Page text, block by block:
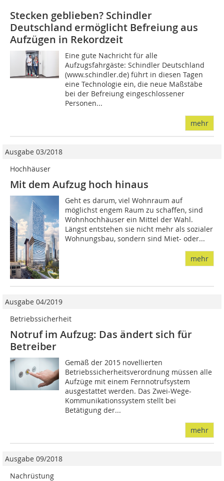
Stecken geblieben? Schindler
Deutschland ermöglicht Befreiung aus
Aufzügen in Rekordzeit
Eine gute Nachricht für alle
Aufzugsfahrgäste: Schindler Deutschland
(www.schindler.de) führt in diesen Tagen
eine Technologie ein, die neue Maßstäbe
bei der Befreiung eingeschlossener
Personen...
mehr
Ausgabe 03/2018
Hochhäuser
Mit dem Aufzug hoch hinaus
Geht es darum, viel Wohnraum auf
möglichst engem Raum zu schaffen, sind
Wohnhochhäuser ein Mittel der Wahl.
Längst entstehen sie nicht mehr als sozialer
Wohnungsbau, sondern sind Miet- oder...
mehr
Ausgabe 04/2019
Betriebssicherheit
Notruf im Aufzug: Das ändert sich für
Betreiber
Gemäß der 2015 novellierten
Betriebssicherheitsverordnung müssen alle
Aufzüge mit einem Fernnotrufsystem
ausgestattet werden. Das Zwei-Wege-
Kommunikationssystem stellt bei
Betätigung der...
mehr
Ausgabe 09/2018
Nachrüstung